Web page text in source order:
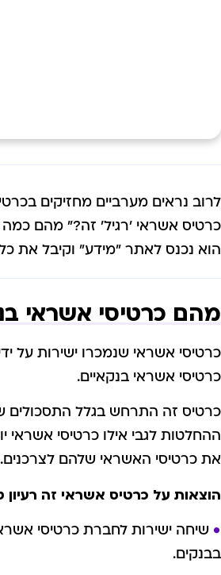
לרוב נראים מערביים מחזיקים
כרטיס אשראי 'רגיל' זה?" מהם
הוא נכנס לאתר "מידע" וקיבל את
מהם כרטיסי אשראי
כרטיסי אשראי שנמכרו ישירות על
כרטיסי אשראי בנקאיים.
כרטיס זה התרחש בגלל התסכולים
ההחלטות לגבי אילו כרטיסי
את כרטיסי האשראי שלהם לצרכנים.
הוצאות על כרטיס אשראי זה
שיחה ישירות לחברת כרטיסי
בבנקים.